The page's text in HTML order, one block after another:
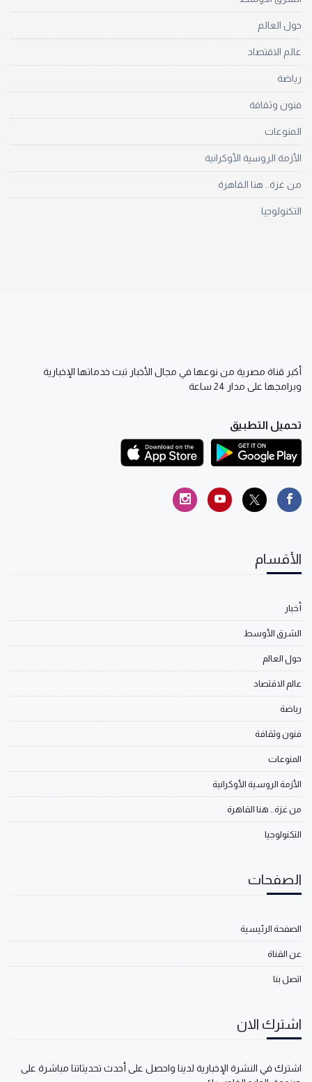
حول العالم
عالم الاقتصاد
رياضة
فنون وثقافة
المنوعات
الأزمة الروسية الأوكرانية
من غزة.. هنا القاهرة
التكنولوجيا
أكبر قناة مصرية من نوعها في مجال الأخبار تبث خدماتها الإخبارية
وبرامجها على مدار 24 ساعة
تحميل التطبيق
الأقسام
أخبار
الشرق الأوسط
حول العالم
عالم الاقتصاد
رياضة
فنون وثقافة
المنوعات
الأزمة الروسية الأوكرانية
من غزة.. هنا القاهرة
التكنولوجيا
الصفحات
الصفحة الرئيسية
عن القناة
اتصل بنا
اشترك الان
اشترك في النشرة الإخبارية لدينا واحصل على أحدث تحديثاتنا مباشرة على